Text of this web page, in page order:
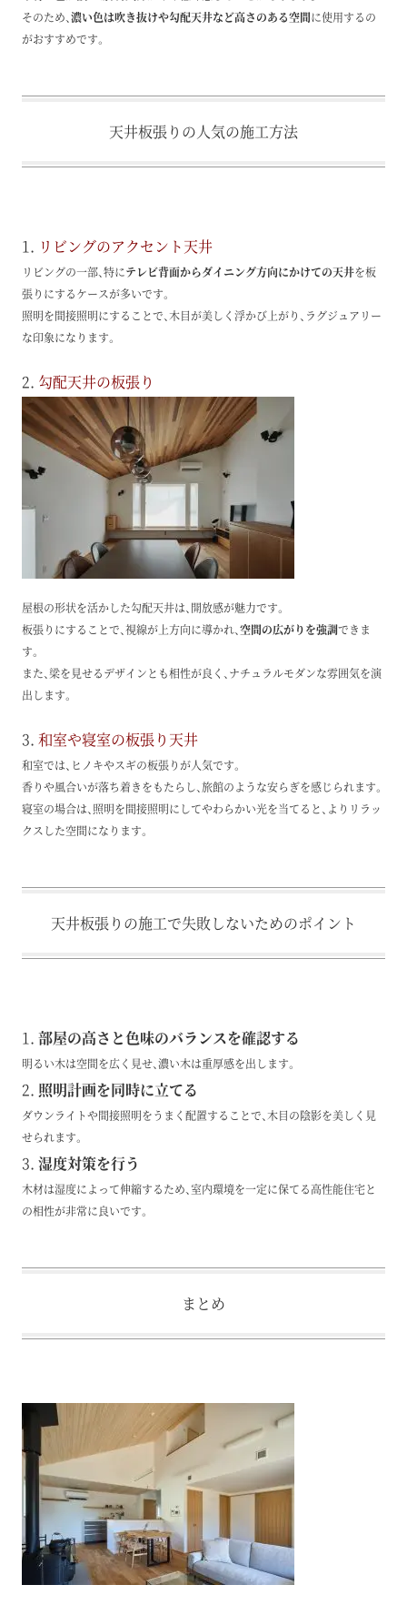
そのため、濃い色は吹き抜けや勾配天井など高さのある空間に使用するの
がおすすめです。
天井板張りの人気の施工方法
1. リビングのアクセント天井
リビングの一部、特にテレビ背面からダイニング方向にかけての天井を板
張りにするケースが多いです。
照明を間接照明にすることで、木目が美しく浮かび上がり、ラグジュアリー
な印象になります。
2. 勾配天井の板張り
屋根の形状を活かした勾配天井は、開放感が魅力です。
板張りにすることで、視線が上方向に導かれ、空間の広がりを強調できま
す。
また、梁を見せるデザインとも相性が良く、ナチュラルモダンな雰囲気を演
出します。
3. 和室や寝室の板張り天井
和室では、ヒノキやスギの板張りが人気です。
香りや風合いが落ち着きをもたらし、旅館のような安らぎを感じられます。
寝室の場合は、照明を間接照明にしてやわらかい光を当てると、よりリラッ
クスした空間になります。
天井板張りの施工で失敗しないためのポイント
1. 部屋の高さと色味のバランスを確認する
明るい木は空間を広く見せ、濃い木は重厚感を出します。
2. 照明計画を同時に立てる
ダウンライトや間接照明をうまく配置することで、木目の陰影を美しく見
せられます。
3. 湿度対策を行う
木材は湿度によって伸縮するため、室内環境を一定に保てる高性能住宅と
の相性が非常に良いです。
まとめ